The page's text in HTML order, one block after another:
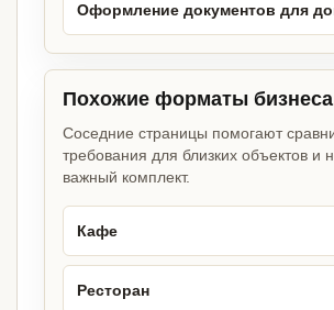
Оформление документов для
Похожие форматы бизнеса
Соседние страницы помогают
требования для близких объектов и
важный комплект.
Кафе
Ресторан